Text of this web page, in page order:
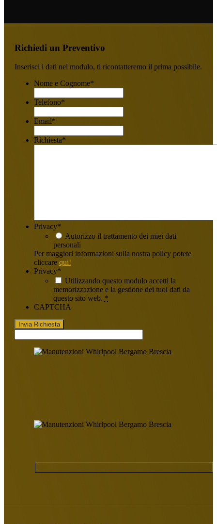
Richiedi un Preventivo
Inserisci i dati nel modulo, ti ricontatteremo il prima possibile.
Nome e Cognome*
Telefono*
Email*
Richiesta*
Privacy*
Autorizzo il trattamento dei miei dati
personali
Per maggiori informazioni sulla nostra policy potete
cliccare qui!
Privacy*
Utilizzando questo modulo accetti la
memorizzazione e la gestione dei tuoi dati da
questo sito web. *
CAPTCHA